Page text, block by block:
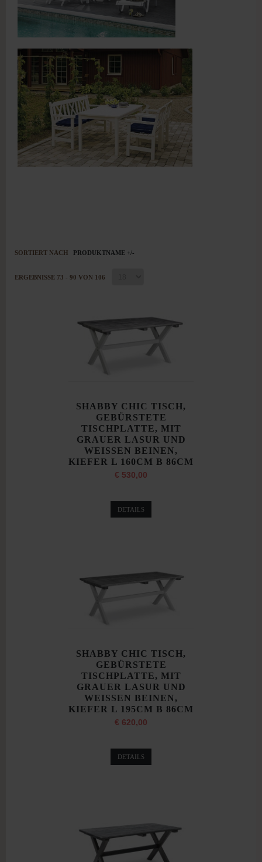
SORTIERT NACH PRODUKTNAME +/-
ERGEBNISSE 73 - 90 VON 106
SHABBY CHIC TISCH,
GEBÜRSTETE
TISCHPLATTE, MIT
GRAUER LASUR UND
WEISSEN BEINEN,
KIEFER L 160CM B 86CM
€ 530,00
DETAILS
SHABBY CHIC TISCH,
GEBÜRSTETE
TISCHPLATTE, MIT
GRAUER LASUR UND
WEISSEN BEINEN,
KIEFER L 195CM B 86CM
€ 620,00
DETAILS